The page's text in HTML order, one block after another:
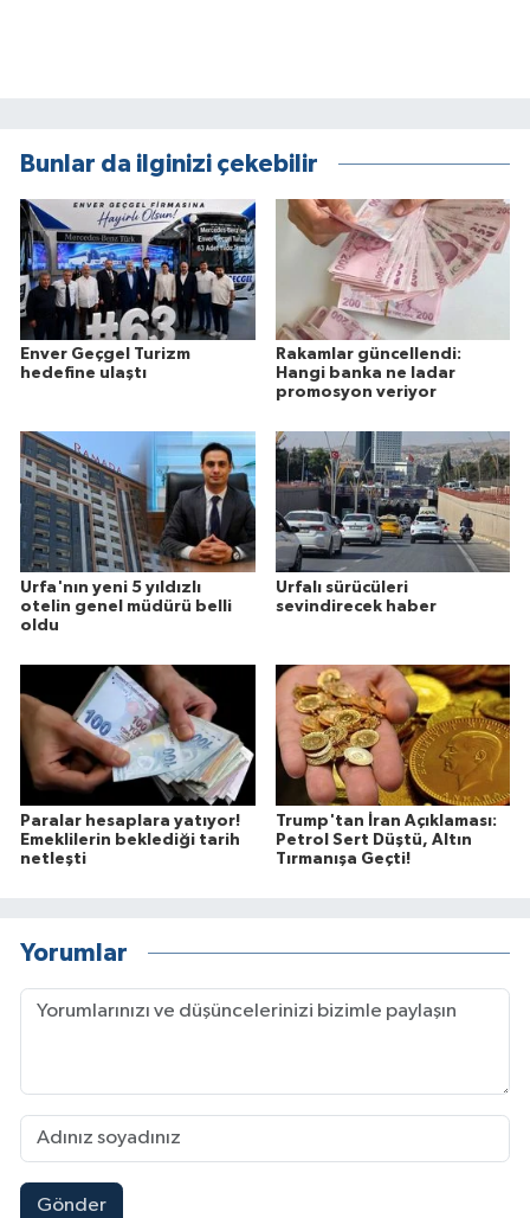
Bunlar da ilginizi çekebilir
Enver Geçgel Turizm
hedefine ulaştı
Rakamlar güncellendi:
Hangi banka ne ladar
promosyon veriyor
Urfa'nın yeni 5 yıldızlı
otelin genel müdürü belli
oldu
Urfalı sürücüleri
sevindirecek haber
Paralar hesaplara yatıyor!
Emeklilerin beklediği tarih
netleşti
Trump'tan İran Açıklaması:
Petrol Sert Düştü, Altın
Tırmanışa Geçti!
Yorumlar
Gönder